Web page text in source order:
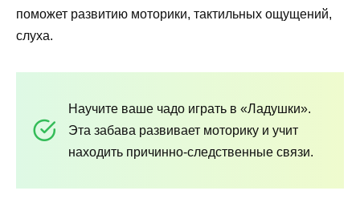
поможет развитию моторики, тактильных ощущений,
слуха.
Научите ваше чадо играть в «Ладушки».
Эта забава развивает моторику и учит
находить причинно-следственные связи.